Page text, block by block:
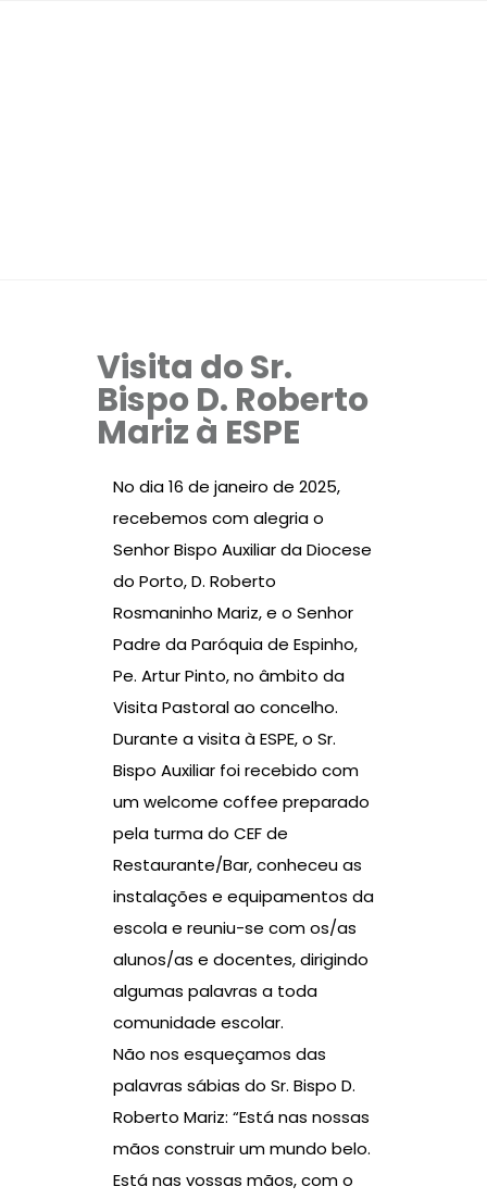
Visita do Sr.
Bispo D. Roberto
Mariz à ESPE
No dia 16 de janeiro de 2025,
recebemos com alegria o
Senhor Bispo Auxiliar da Diocese
do Porto, D. Roberto
Rosmaninho Mariz, e o Senhor
Padre da Paróquia de Espinho,
Pe. Artur Pinto, no âmbito da
Visita Pastoral ao concelho.
Durante a visita à ESPE, o Sr.
Bispo Auxiliar foi recebido com
um welcome coffee preparado
pela turma do CEF de
Restaurante/Bar, conheceu as
instalações e equipamentos da
escola e reuniu-se com os/as
alunos/as e docentes, dirigindo
algumas palavras a toda
comunidade escolar.
Não nos esqueçamos das
palavras sábias do Sr. Bispo D.
Roberto Mariz: “Está nas nossas
mãos construir um mundo belo.
Está nas vossas mãos, com o